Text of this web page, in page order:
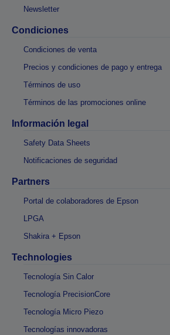
Newsletter
Condiciones
Condiciones de venta
Precios y condiciones de pago y entrega
Términos de uso
Términos de las promociones online
Información legal
Safety Data Sheets
Notificaciones de seguridad
Partners
Portal de colaboradores de Epson
LPGA
Shakira + Epson
Technologies
Tecnología Sin Calor
Tecnología PrecisionCore
Tecnología Micro Piezo
Tecnologías innovadoras